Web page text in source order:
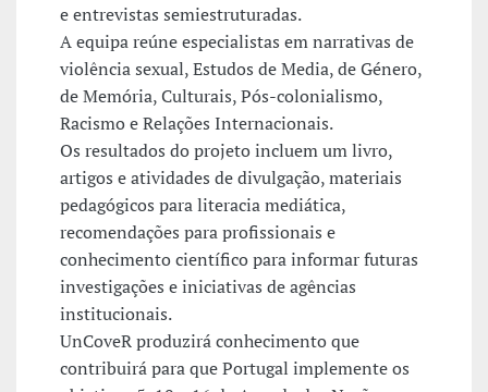
e entrevistas semiestruturadas.
A equipa reúne especialistas em narrativas de
violência sexual, Estudos de Media, de Género,
de Memória, Culturais, Pós-colonialismo,
Racismo e Relações Internacionais.
Os resultados do projeto incluem um livro,
artigos e atividades de divulgação, materiais
pedagógicos para literacia mediática,
recomendações para profissionais e
conhecimento científico para informar futuras
investigações e iniciativas de agências
institucionais.
UnCoveR produzirá conhecimento que
contribuirá para que Portugal implemente os